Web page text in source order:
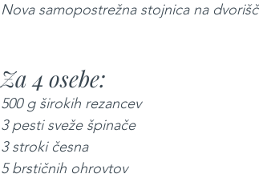
Nova samopostrežna stojnica na
Za 4 osebe:
500 g širokih rezancev
3 pesti sveže špinače
3 stroki česna
5 brstičnih ohrovtov